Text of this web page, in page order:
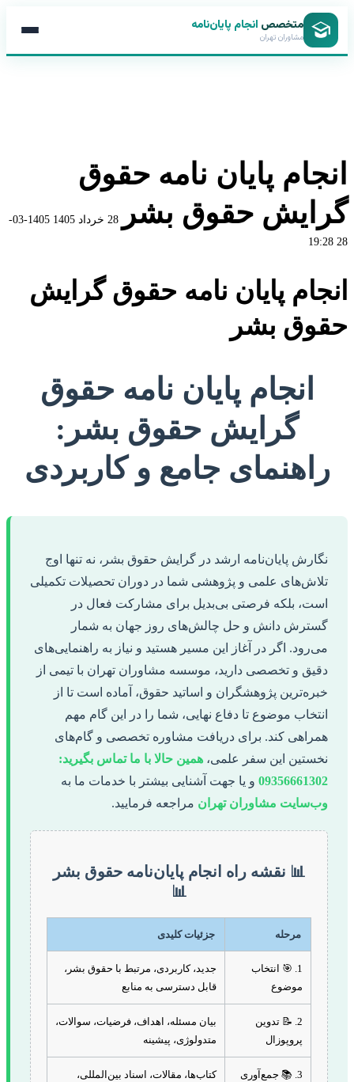
متخصص انجام پایان‌نامه
مشاوران تهران
انجام پایان نامه حقوق
گرایش حقوق بشر
28 خرداد 1405
1405-03-
28 19:28
انجام پایان نامه حقوق گرایش
حقوق بشر
انجام پایان نامه حقوق
گرایش حقوق بشر:
راهنمای جامع و کاربردی
نگارش پایان‌نامه ارشد در گرایش حقوق بشر، نه تنها اوج
تلاش‌های علمی و پژوهشی شما در دوران تحصیلات تکمیلی
است، بلکه فرصتی بی‌بدیل برای مشارکت فعال در
گسترش دانش و حل چالش‌های روز جهان به شمار
می‌رود. اگر در آغاز این مسیر هستید و نیاز به راهنمایی‌های
دقیق و تخصصی دارید، موسسه مشاوران تهران با تیمی از
خبره‌ترین پژوهشگران و اساتید حقوق، آماده است تا از
انتخاب موضوع تا دفاع نهایی، شما را در این گام مهم
همراهی کند. برای دریافت مشاوره تخصصی و گام‌های
نخستین این سفر علمی، همین حالا با ما تماس بگیرید:
09356661302 و یا جهت آشنایی بیشتر با خدمات ما به
وب‌سایت مشاوران تهران مراجعه فرمایید.
📊 نقشه راه انجام پایان‌نامه حقوق بشر
📊
مرحله جزئیات کلیدی
1. 🎯 انتخاب
موضوع
جدید، کاربردی، مرتبط با حقوق بشر،
قابل دسترسی به منابع
2. 📝 تدوین
پروپوزال
بیان مسئله، اهداف، فرضیات، سوالات،
متدولوژی، پیشینه
3. 📚 جمع‌آوری
کتاب‌ها، مقالات، اسناد بین‌المللی،